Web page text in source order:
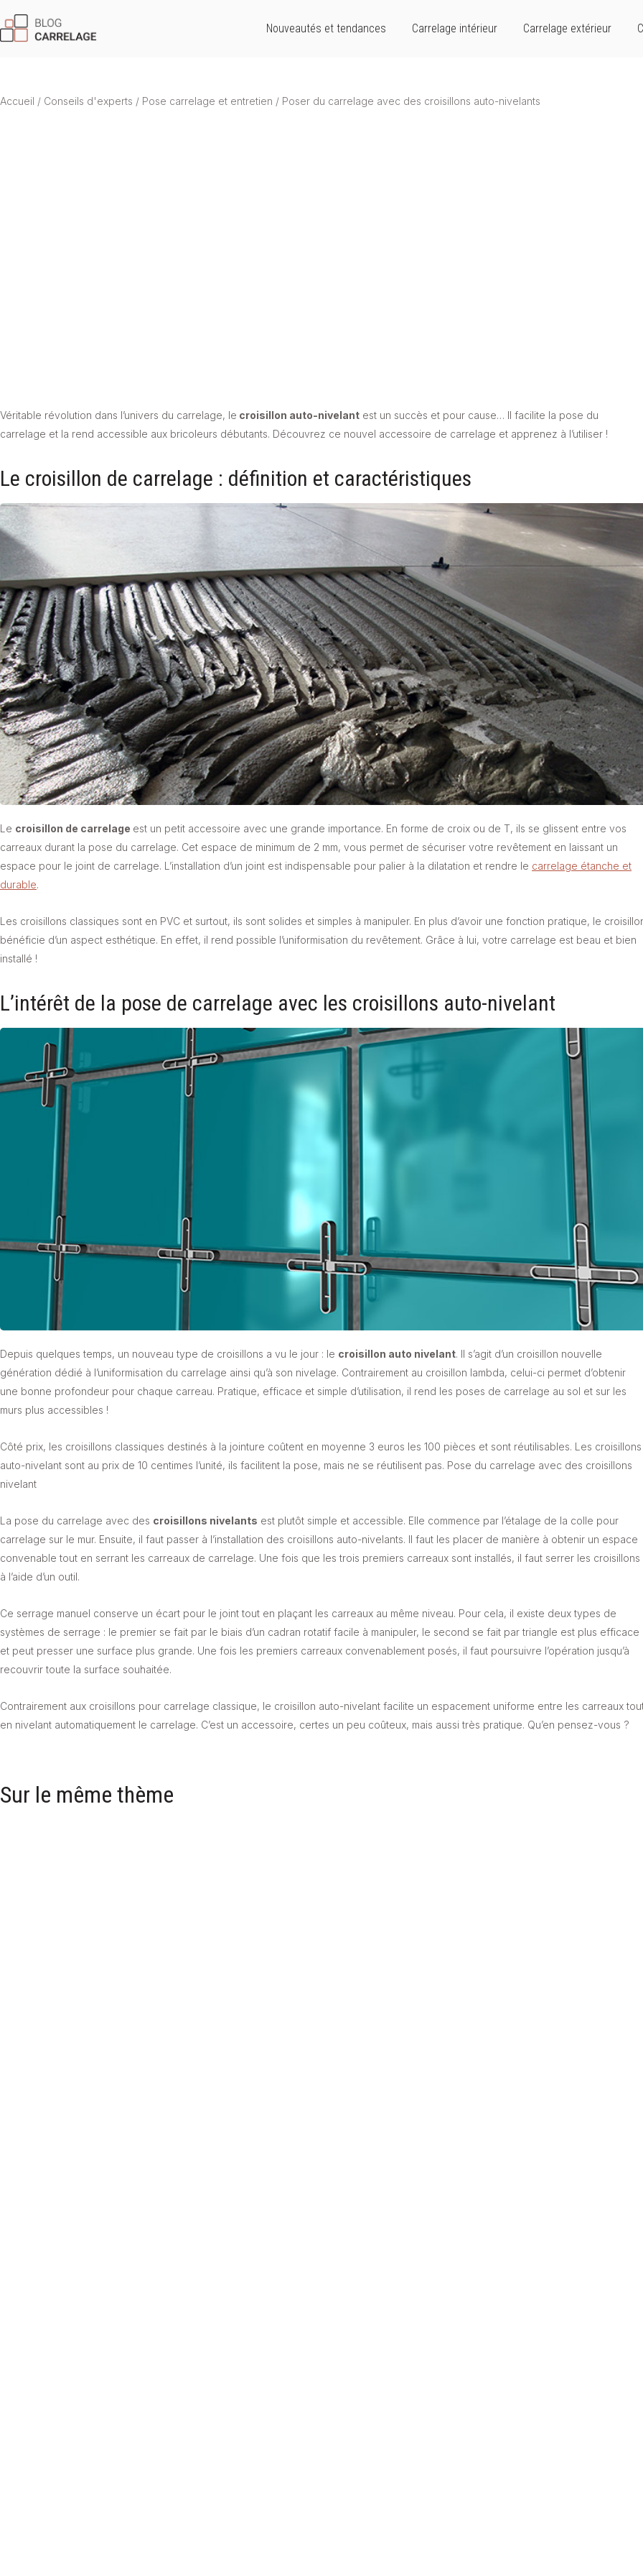
Nouveautés et tendances Carrelage intérieur Carrelage extérieur
Accueil / Conseils d'experts / Pose carrelage et entretien / Poser du carrelage avec des croisillons auto-nivelants
Véritable révolution dans l’univers du carrelage, le croisillon auto-nivelant est un succès et pour cause… Il facilite la pose du
carrelage et la rend accessible aux bricoleurs débutants. Découvrez ce nouvel accessoire de carrelage et apprenez à l’utiliser !
Le croisillon de carrelage : définition et caractéristiques
Le croisillon de carrelage est un petit accessoire avec une grande importance. En forme de croix ou de T, ils se glissent entre vos
carreaux durant la pose du carrelage. Cet espace de minimum de 2 mm, vous permet de sécuriser votre revêtement en laissant un
espace pour le joint de carrelage. L’installation d’un joint est indispensable pour palier à la dilatation et rendre le carrelage étanche et
durable.
Les croisillons classiques sont en PVC et surtout, ils sont solides et simples à manipuler. En plus d’avoir une fonction pratique, le
bénéficie d’un aspect esthétique. En effet, il rend possible l’uniformisation du revêtement. Grâce à lui, votre carrelage est beau et bien
installé !
L’intérêt de la pose de carrelage avec les croisillons auto-nivelant
Depuis quelques temps, un nouveau type de croisillons a vu le jour : le croisillon auto nivelant. Il s’agit d’un croisillon nouvelle
génération dédié à l’uniformisation du carrelage ainsi qu’à son nivelage. Contrairement au croisillon lambda, celui-ci permet d’obtenir
une bonne profondeur pour chaque carreau. Pratique, efficace et simple d’utilisation, il rend les poses de carrelage au sol et sur les
murs plus accessibles !
Côté prix, les croisillons classiques destinés à la jointure coûtent en moyenne 3 euros les 100 pièces et sont réutilisables. Les croisillons
auto-nivelant sont au prix de 10 centimes l’unité, ils facilitent la pose, mais ne se réutilisent pas. Pose du carrelage avec des croisillons
nivelant
La pose du carrelage avec des croisillons nivelants est plutôt simple et accessible. Elle commence par l’étalage de la colle pour
carrelage sur le mur. Ensuite, il faut passer à l’installation des croisillons auto-nivelants. Il faut les placer de manière à obtenir un espace
convenable tout en serrant les carreaux de carrelage. Une fois que les trois premiers carreaux sont installés, il faut serrer les croisillons
à l’aide d’un outil.
Ce serrage manuel conserve un écart pour le joint tout en plaçant les carreaux au même niveau. Pour cela, il existe deux types de
systèmes de serrage : le premier se fait par le biais d’un cadran rotatif facile à manipuler, le second se fait par triangle est plus efficace
et peut presser une surface plus grande. Une fois les premiers carreaux convenablement posés, il faut poursuivre l’opération jusqu’à
recouvrir toute la surface souhaitée.
Contrairement aux croisillons pour carrelage classique, le croisillon auto-nivelant facilite un espacement uniforme entre les carreaux
en nivelant automatiquement le carrelage. C’est un accessoire, certes un peu coûteux, mais aussi très pratique. Qu’en pensez-vous ?
Sur le même thème